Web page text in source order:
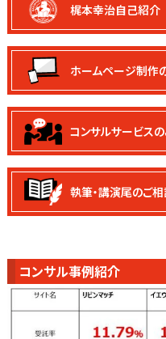
梶本幸治自己紹介
ホームページ制作
コンサルサービスの
執筆・講演尾のご相
コンサル事例紹介